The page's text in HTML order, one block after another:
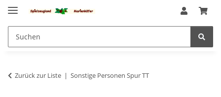
Zurück zur Liste Sonstige Personen Spur TT